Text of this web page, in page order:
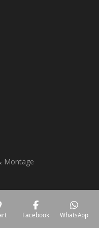
Montage
Facebook WhatsApp